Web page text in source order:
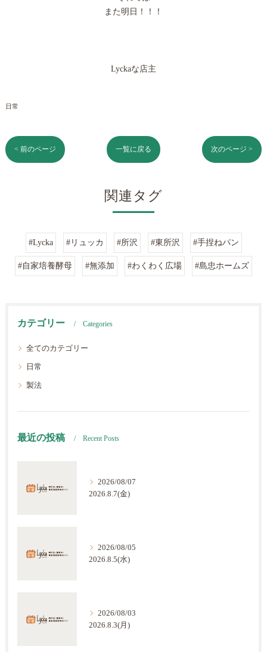
また明日！！！
Lyckaな店主
日常
< 前のページ 一覧に戻る 次のページ >
関連タグ
#Lycka #リュッカ #所沢 #東所沢 #手捏ねパン
#自家培養酵母 #無添加 #わくわく広場 #島忠ホームズ
カテゴリー Categories
全てのカテゴリー
日常
製法
最近の投稿 Recent Posts
2026/08/07
2026.8.7(金)
2026/08/05
2026.8.5(水)
2026/08/03
2026.8.3(月)